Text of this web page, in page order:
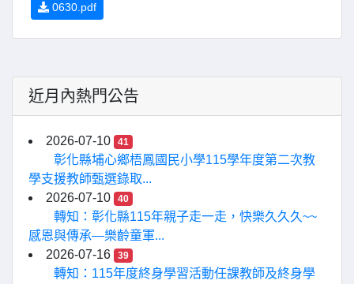
0630.pdf
近月內熱門公告
2026-07-10 41
彰化縣埔心鄉梧鳳國民小學115學年度第二次教
學支援教師甄選錄取...
2026-07-10
40
轉知：彰化縣115年親子走一走，快樂久久久~~
感恩與傳承—樂齡童軍...
2026-07-16
39
轉知：115年度終身學習活動任課教師及終身學